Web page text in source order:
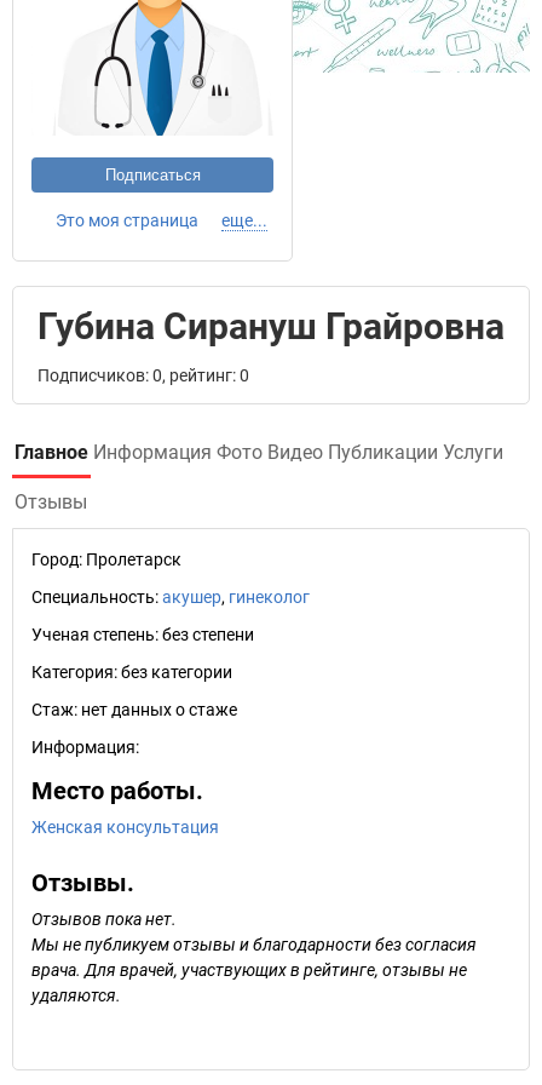
Подписаться
Это моя страница еще...
Губина Сирануш Грайровна
Подписчиков: 0, рейтинг: 0
Главное Информация Фото Видео Публикации Услуги
Отзывы
Город: Пролетарск
Специальность:акушер, гинеколог
Ученая степень:без степени
Категория:без категории
Стаж: нет данных о стаже
Информация:
Место работы.
Женская консультация
Отзывы.
Отзывов пока нет.
Мы не публикуем отзывы и благодарности без согласия
врача. Для врачей, участвующих в рейтинге, отзывы не
удаляются.